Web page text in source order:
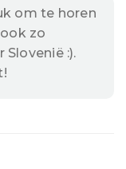
om te horen
zo
:).